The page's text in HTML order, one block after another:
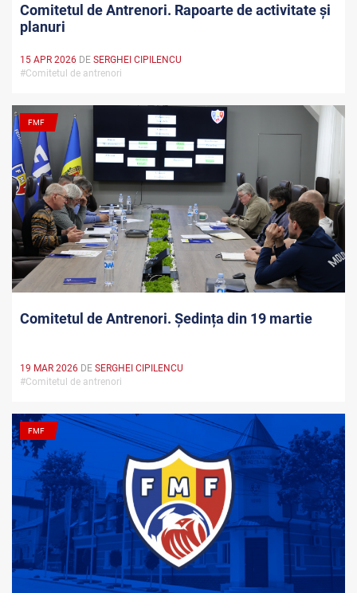
Comitetul de Antrenori. Rapoarte de activitate și
planuri
15 APR 2026 DE SERGHEI CIPILENCU
#Comitetul de antrenori
FMF
Comitetul de Antrenori. Ședința din 19 martie
19 MAR 2026 DE SERGHEI CIPILENCU
#Comitetul de antrenori
FMF